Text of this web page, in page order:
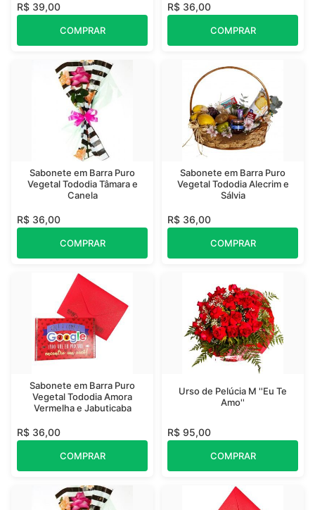
R$ 39,00
COMPRAR
R$ 36,00
COMPRAR
Sabonete em Barra Puro
Vegetal Tododia Tâmara e
Canela
R$ 36,00
COMPRAR
Sabonete em Barra Puro
Vegetal Tododia Alecrim e
Sálvia
R$ 36,00
COMPRAR
Sabonete em Barra Puro
Vegetal Tododia Amora
Vermelha e Jabuticaba
R$ 36,00
COMPRAR
Urso de Pelúcia M ''Eu Te
Amo''
R$ 95,00
COMPRAR